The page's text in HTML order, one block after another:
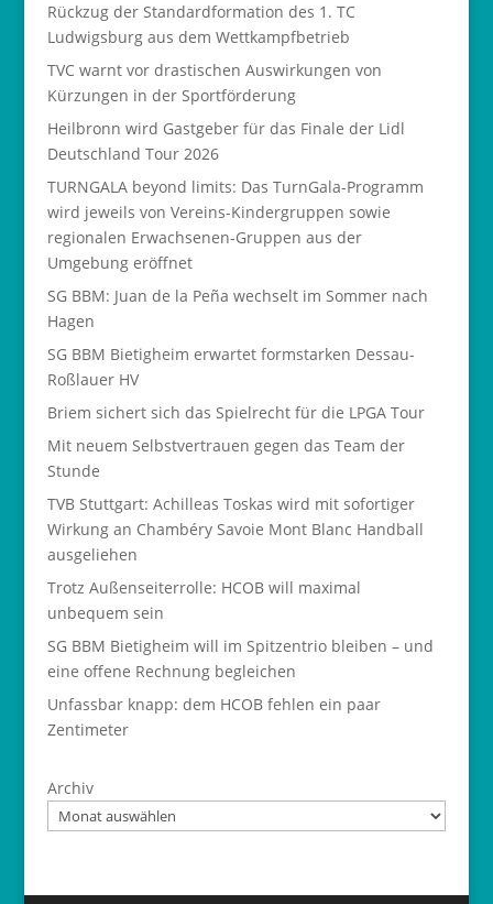
Rückzug der Standardformation des 1. TC
Ludwigsburg aus dem Wettkampfbetrieb
TVC warnt vor drastischen Auswirkungen von
Kürzungen in der Sportförderung
Heilbronn wird Gastgeber für das Finale der Lidl
Deutschland Tour 2026
TURNGALA beyond limits: Das TurnGala-Programm
wird jeweils von Vereins-Kindergruppen sowie
regionalen Erwachsenen-Gruppen aus der
Umgebung eröffnet
SG BBM: Juan de la Peña wechselt im Sommer nach
Hagen
SG BBM Bietigheim erwartet formstarken Dessau-
Roßlauer HV
Briem sichert sich das Spielrecht für die LPGA Tour
Mit neuem Selbstvertrauen gegen das Team der
Stunde
TVB Stuttgart: Achilleas Toskas wird mit sofortiger
Wirkung an Chambéry Savoie Mont Blanc Handball
ausgeliehen
Trotz Außenseiterrolle: HCOB will maximal
unbequem sein
SG BBM Bietigheim will im Spitzentrio bleiben – und
eine offene Rechnung begleichen
Unfassbar knapp: dem HCOB fehlen ein paar
Zentimeter
Archiv